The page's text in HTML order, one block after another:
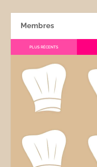
Membres
PLUS RÉCENTS